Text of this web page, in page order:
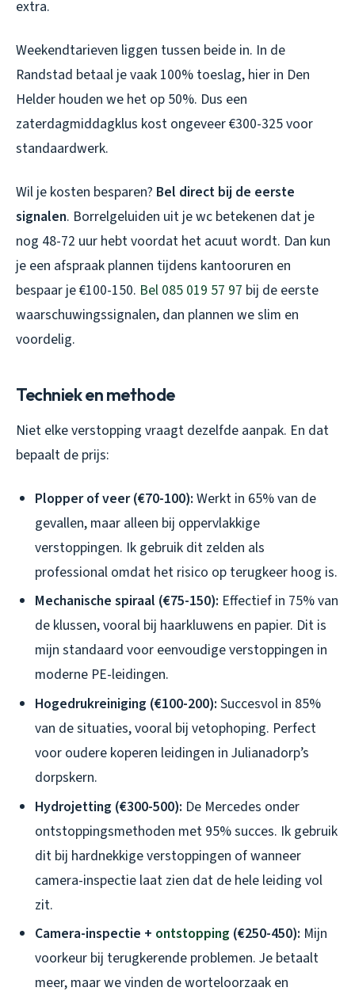
extra.
Weekendtarieven liggen tussen beide in. In de
Randstad betaal je vaak 100% toeslag, hier in Den
Helder houden we het op 50%. Dus een
zaterdagmiddagklus kost ongeveer €300-325 voor
standaardwerk.
Wil je kosten besparen? Bel direct bij de eerste
signalen. Borrelgeluiden uit je wc betekenen dat je
nog 48-72 uur hebt voordat het acuut wordt. Dan kun
je een afspraak plannen tijdens kantooruren en
bespaar je €100-150. Bel 085 019 57 97 bij de eerste
waarschuwingssignalen, dan plannen we slim en
voordelig.
Techniek en methode
Niet elke verstopping vraagt dezelfde aanpak. En dat
bepaalt de prijs:
Plopper of veer (€70-100): Werkt in 65% van de
gevallen, maar alleen bij oppervlakkige
verstoppingen. Ik gebruik dit zelden als
professional omdat het risico op terugkeer hoog is.
Mechanische spiraal (€75-150): Effectief in 75% van
de klussen, vooral bij haarkluwens en papier. Dit is
mijn standaard voor eenvoudige verstoppingen in
moderne PE-leidingen.
Hogedrukreiniging (€100-200): Succesvol in 85%
van de situaties, vooral bij vetophoping. Perfect
voor oudere koperen leidingen in Julianadorp’s
dorpskern.
Hydrojetting (€300-500): De Mercedes onder
ontstoppingsmethoden met 95% succes. Ik gebruik
dit bij hardnekkige verstoppingen of wanneer
camera-inspectie laat zien dat de hele leiding vol
zit.
Camera-inspectie + ontstopping (€250-450): Mijn
voorkeur bij terugkerende problemen. Je betaalt
meer, maar we vinden de worteloorzaak en